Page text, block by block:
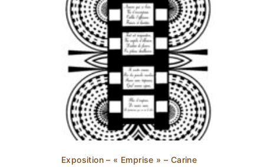
Exposition – « Emprise » – Carine